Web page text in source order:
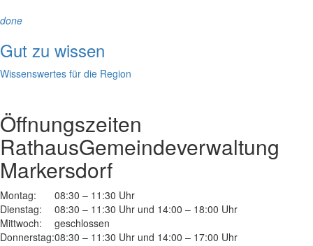
done
Gut zu wissen
Wissenswertes für die Region
Öffnungszeiten
RathausGemeindeverwaltung
Markersdorf
Montag:
08:30 – 11:30 Uhr
Dienstag:
08:30 – 11:30 Uhr und 14:00 – 18:00 Uhr
Mittwoch:
geschlossen
Donnerstag:08:30 – 11:30 Uhr und 14:00 – 17:00 Uhr